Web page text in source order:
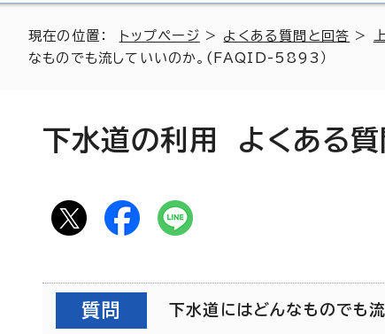
現在の位置： トップページ > よくある質問と回答 >
なものでも流していいのか。(FAQID-5893）
下水道の利用 よくある質
質問 下水道にはどんなものでも